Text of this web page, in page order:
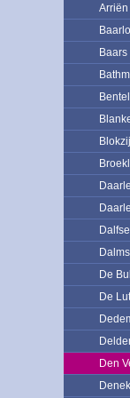
Arriën
Baarlo
Baars
Blokzijl
Daarle
De
De
Den